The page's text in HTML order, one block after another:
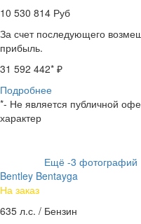
10 530 814 Руб
За счет последующего
прибыль.
31 592 442* ₽
Подробнее
*- Не является публичной
характер
Ещё -3 фотографий
Bentley Bentayga
На заказ
635 л.с. / Бензин